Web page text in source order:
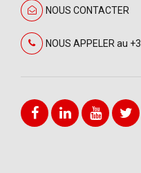
NOUS CONTACTER
NOUS APPELER au